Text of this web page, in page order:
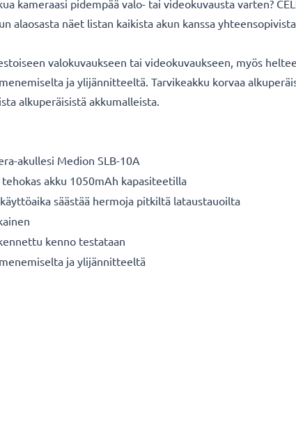
kameraasi pidempää valo- tai videokuvausta varten?
alaosasta näet listan kaikista akun kanssa
valokuvaukseen tai videokuvaukseen, myös
ja ylijännitteeltä. Tarvikeakku korvaa
alkuperäisistä akkumalleista.
akullesi Medion SLB-10A
tehokas akku 1050mAh kapasiteetilla
säästää hermoja pitkiltä lataustauoilta
kenno testataan
ja ylijännitteeltä